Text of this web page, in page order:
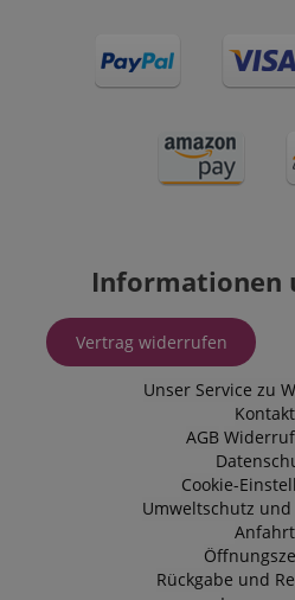
Informationen
Vertrag widerrufen
Unser Service zu
Kontakt
AGB
Cookie-
Umweltschutz
Anfahrt
Rückgabe und